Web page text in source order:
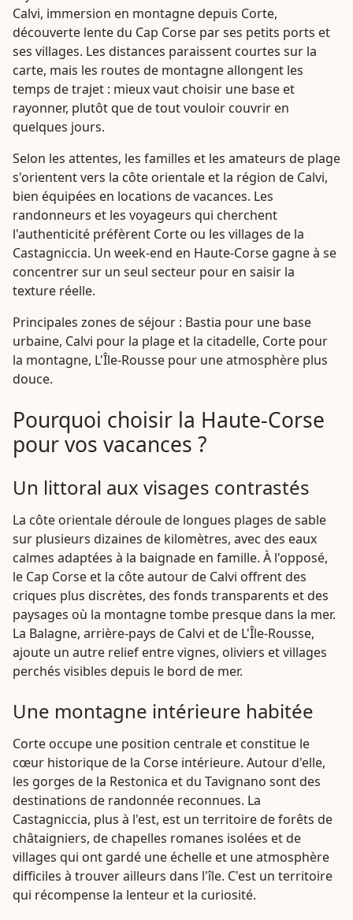
Calvi, immersion en montagne depuis Corte,
découverte lente du Cap Corse par ses petits ports et
ses villages. Les distances paraissent courtes sur la
carte, mais les routes de montagne allongent les
temps de trajet : mieux vaut choisir une base et
rayonner, plutôt que de tout vouloir couvrir en
quelques jours.
Selon les attentes, les familles et les amateurs de plage
s'orientent vers la côte orientale et la région de Calvi,
bien équipées en locations de vacances. Les
randonneurs et les voyageurs qui cherchent
l'authenticité préfèrent Corte ou les villages de la
Castagniccia. Un week-end en Haute-Corse gagne à se
concentrer sur un seul secteur pour en saisir la
texture réelle.
Principales zones de séjour : Bastia pour une base
urbaine, Calvi pour la plage et la citadelle, Corte pour
la montagne, L'Île-Rousse pour une atmosphère plus
douce.
Pourquoi choisir la Haute-Corse
pour vos vacances ?
Un littoral aux visages contrastés
La côte orientale déroule de longues plages de sable
sur plusieurs dizaines de kilomètres, avec des eaux
calmes adaptées à la baignade en famille. À l'opposé,
le Cap Corse et la côte autour de Calvi offrent des
criques plus discrètes, des fonds transparents et des
paysages où la montagne tombe presque dans la mer.
La Balagne, arrière-pays de Calvi et de L'Île-Rousse,
ajoute un autre relief entre vignes, oliviers et villages
perchés visibles depuis le bord de mer.
Une montagne intérieure habitée
Corte occupe une position centrale et constitue le
cœur historique de la Corse intérieure. Autour d'elle,
les gorges de la Restonica et du Tavignano sont des
destinations de randonnée reconnues. La
Castagniccia, plus à l'est, est un territoire de forêts de
châtaigniers, de chapelles romanes isolées et de
villages qui ont gardé une échelle et une atmosphère
difficiles à trouver ailleurs dans l'île. C'est un territoire
qui récompense la lenteur et la curiosité.